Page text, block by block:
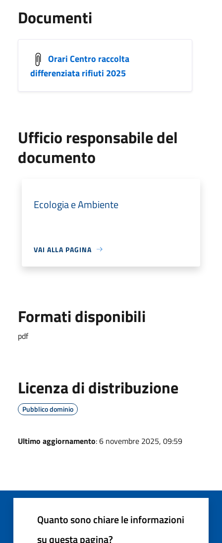
Documenti
Orari Centro raccolta
differenziata rifiuti 2025
Ufficio responsabile del
documento
Ecologia e Ambiente
VAI ALLA PAGINA
Formati disponibili
pdf
Licenza di distribuzione
Pubblico dominio
Ultimo aggiornamento: 6 novembre 2025, 09:59
Quanto sono chiare le informazioni
su questa pagina?